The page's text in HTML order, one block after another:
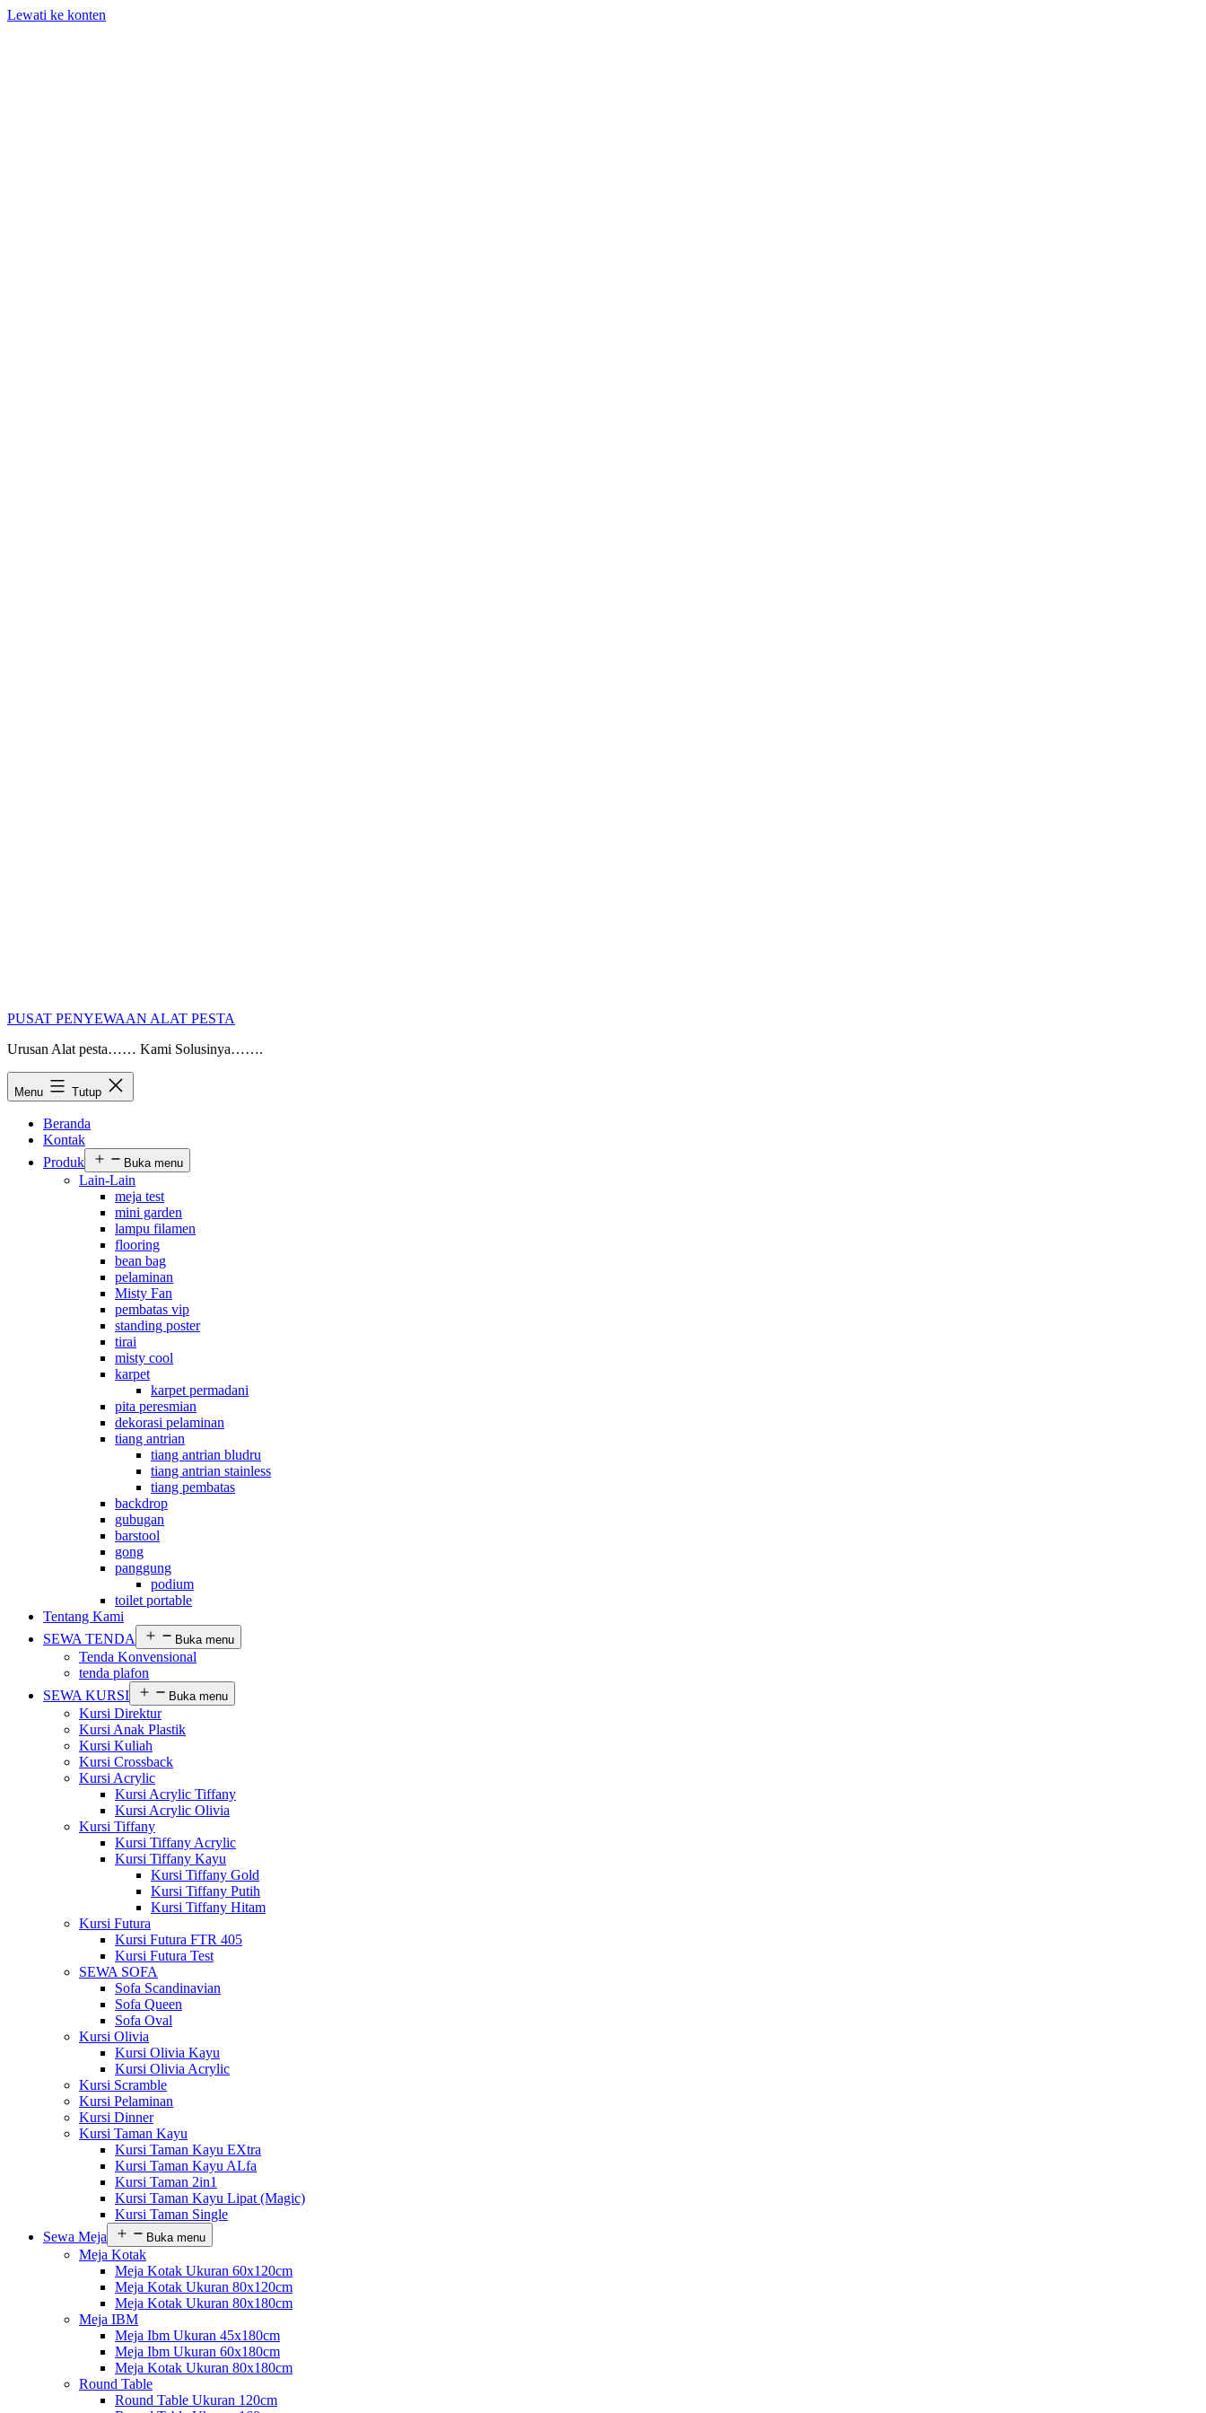
Lewati ke konten
PUSAT PENYEWAAN ALAT PESTA
Urusan Alat pesta…… Kami Solusinya…….
Menu Tutup
Beranda
Kontak
Produk
Buka menu
Lain-Lain
meja test
mini garden
lampu filamen
flooring
bean bag
pelaminan
Misty Fan
pembatas vip
standing poster
tirai
misty cool
karpet
karpet permadani
pita peresmian
dekorasi pelaminan
tiang antrian
tiang antrian bludru
tiang antrian stainless
tiang pembatas
backdrop
gubugan
barstool
gong
panggung
podium
toilet portable
Tentang Kami
SEWA TENDA
Buka menu
Tenda Konvensional
tenda plafon
SEWA KURSI
Buka menu
Kursi Direktur
Kursi Anak Plastik
Kursi Kuliah
Kursi Crossback
Kursi Acrylic
Kursi Acrylic Tiffany
Kursi Acrylic Olivia
Kursi Tiffany
Kursi Tiffany Acrylic
Kursi Tiffany Kayu
Kursi Tiffany Gold
Kursi Tiffany Putih
Kursi Tiffany Hitam
Kursi Futura
Kursi Futura FTR 405
Kursi Futura Test
SEWA SOFA
Sofa Scandinavian
Sofa Queen
Sofa Oval
Kursi Olivia
Kursi Olivia Kayu
Kursi Olivia Acrylic
Kursi Scramble
Kursi Pelaminan
Kursi Dinner
Kursi Taman Kayu
Kursi Taman Kayu EXtra
Kursi Taman Kayu ALfa
Kursi Taman 2in1
Kursi Taman Kayu Lipat (Magic)
Kursi Taman Single
Sewa Meja
Buka menu
Meja Kotak
Meja Kotak Ukuran 60x120cm
Meja Kotak Ukuran 80x120cm
Meja Kotak Ukuran 80x180cm
Meja IBM
Meja Ibm Ukuran 45x180cm
Meja Ibm Ukuran 60x180cm
Meja Kotak Ukuran 80x180cm
Round Table
Round Table Ukuran 120cm